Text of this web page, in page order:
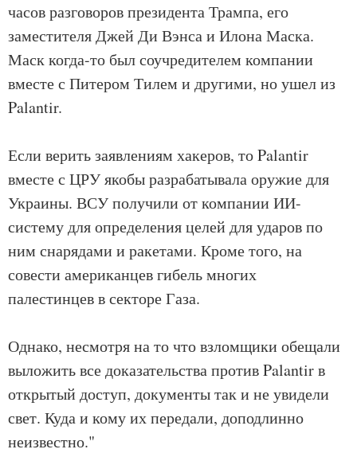
часов разговоров президента Трампа, его
заместителя Джей Ди Вэнса и Илона Маска.
Маск когда-то был соучредителем компании
вместе с Питером Тилем и другими, но ушел из
Palantir.
Если верить заявлениям хакеров, то Palantir
вместе с ЦРУ якобы разрабатывала оружие для
Украины. ВСУ получили от компании ИИ-
систему для определения целей для ударов по
ним снарядами и ракетами. Кроме того, на
совести американцев гибель многих
палестинцев в секторе Газа.
Однако, несмотря на то что взломщики обещали
выложить все доказательства против Palantir в
открытый доступ, документы так и не увидели
свет. Куда и кому их передали, доподлинно
неизвестно."